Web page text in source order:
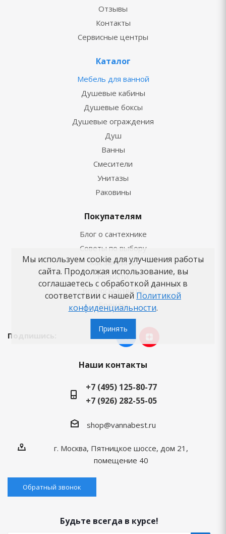
Отзывы
Контакты
Сервисные центры
Каталог
Мебель для ванной
Душевые кабины
Душевые боксы
Душевые ограждения
Душ
Ванны
Смесители
Унитазы
Раковины
Покупателям
Блог о сантехнике
Советы по выбору
Как заказать
Новости
Вопросы-ответы
Бренды
Подпишись:
Наши контакты
+7 (495) 125-80-77
+7 (926) 282-55-05
shop@vannabest.ru
г. Москва, Пятницкое шоссе, дом 21,
помещение 40
Обратный звонок
Будьте всегда в курсе!
Мы используем cookie для улучшения работы
сайта. Продолжая использование, вы
соглашаетесь с обработкой данных в
соответствии с нашей Политикой
конфиденциальности.
Принять